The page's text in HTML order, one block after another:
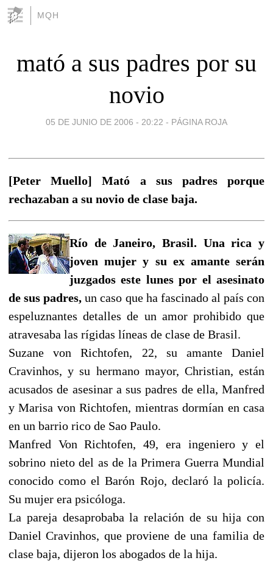
MQH
mató a sus padres por su
novio
05 DE JUNIO DE 2006 - 20:22 - PÁGINA ROJA
[Peter Muello] Mató a sus padres porque
rechazaban a su novio de clase baja.
Río de Janeiro, Brasil. Una rica y
joven mujer y su ex amante serán
juzgados este lunes por el asesinato
de sus padres, un caso que ha fascinado al país con
espeluznantes detalles de un amor prohibido que
atravesaba las rígidas líneas de clase de Brasil.
Suzane von Richtofen, 22, su amante Daniel
Cravinhos, y su hermano mayor, Christian, están
acusados de asesinar a sus padres de ella, Manfred
y Marisa von Richtofen, mientras dormían en casa
en un barrio rico de Sao Paulo.
Manfred Von Richtofen, 49, era ingeniero y el
sobrino nieto del as de la Primera Guerra Mundial
conocido como el Barón Rojo, declaró la policía.
Su mujer era psicóloga.
La pareja desaprobaba la relación de su hija con
Daniel Cravinhos, que proviene de una familia de
clase baja, dijeron los abogados de la hija.